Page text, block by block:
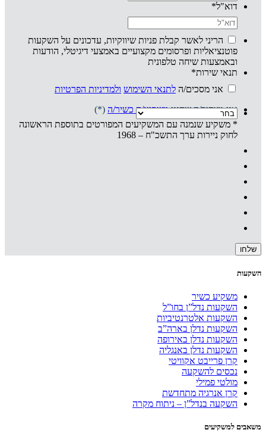
דוא"ל*
הריני לאשר קבלת פניות שיווקיות, עדכונים על השקעות
פוטנציאליות ופרסומים מקצועיים באמצעי דיגיטלי, הודעות
ובאמצעות שיחה טלפונית
תנאי שירות*
אני מסכים/ה לתנאי השימוש ולמדיניות הפרטיות
אני מצהיר/ה שהננימשקיע/ה כשיר/ה (*)
* משקיע שנמנה עם המשקיעים המפורטים בתוספת הראשונה
לחוק ניירות ערך התשכ"ח – 1968
השקעות
משקיע כשיר
השקעות נדל”ן בחו”ל
השקעות אלטרנטיביות
השקעות נדלן בארה”ב
השקעות נדלן באירופה
השקעות נדלן באנגליה
קרן פרייבט אקוויטי
נכסים להשקעה
מולטי פמילי
קרן אנרגיה מתחדשת
השקעה בנדל”ן – ניתוח מקרה
משאבים למשקיעים